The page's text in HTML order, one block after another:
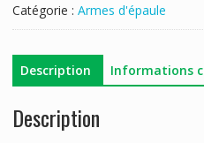
500/88
Catégorie : Armes d'épaule
Description Informations
Description